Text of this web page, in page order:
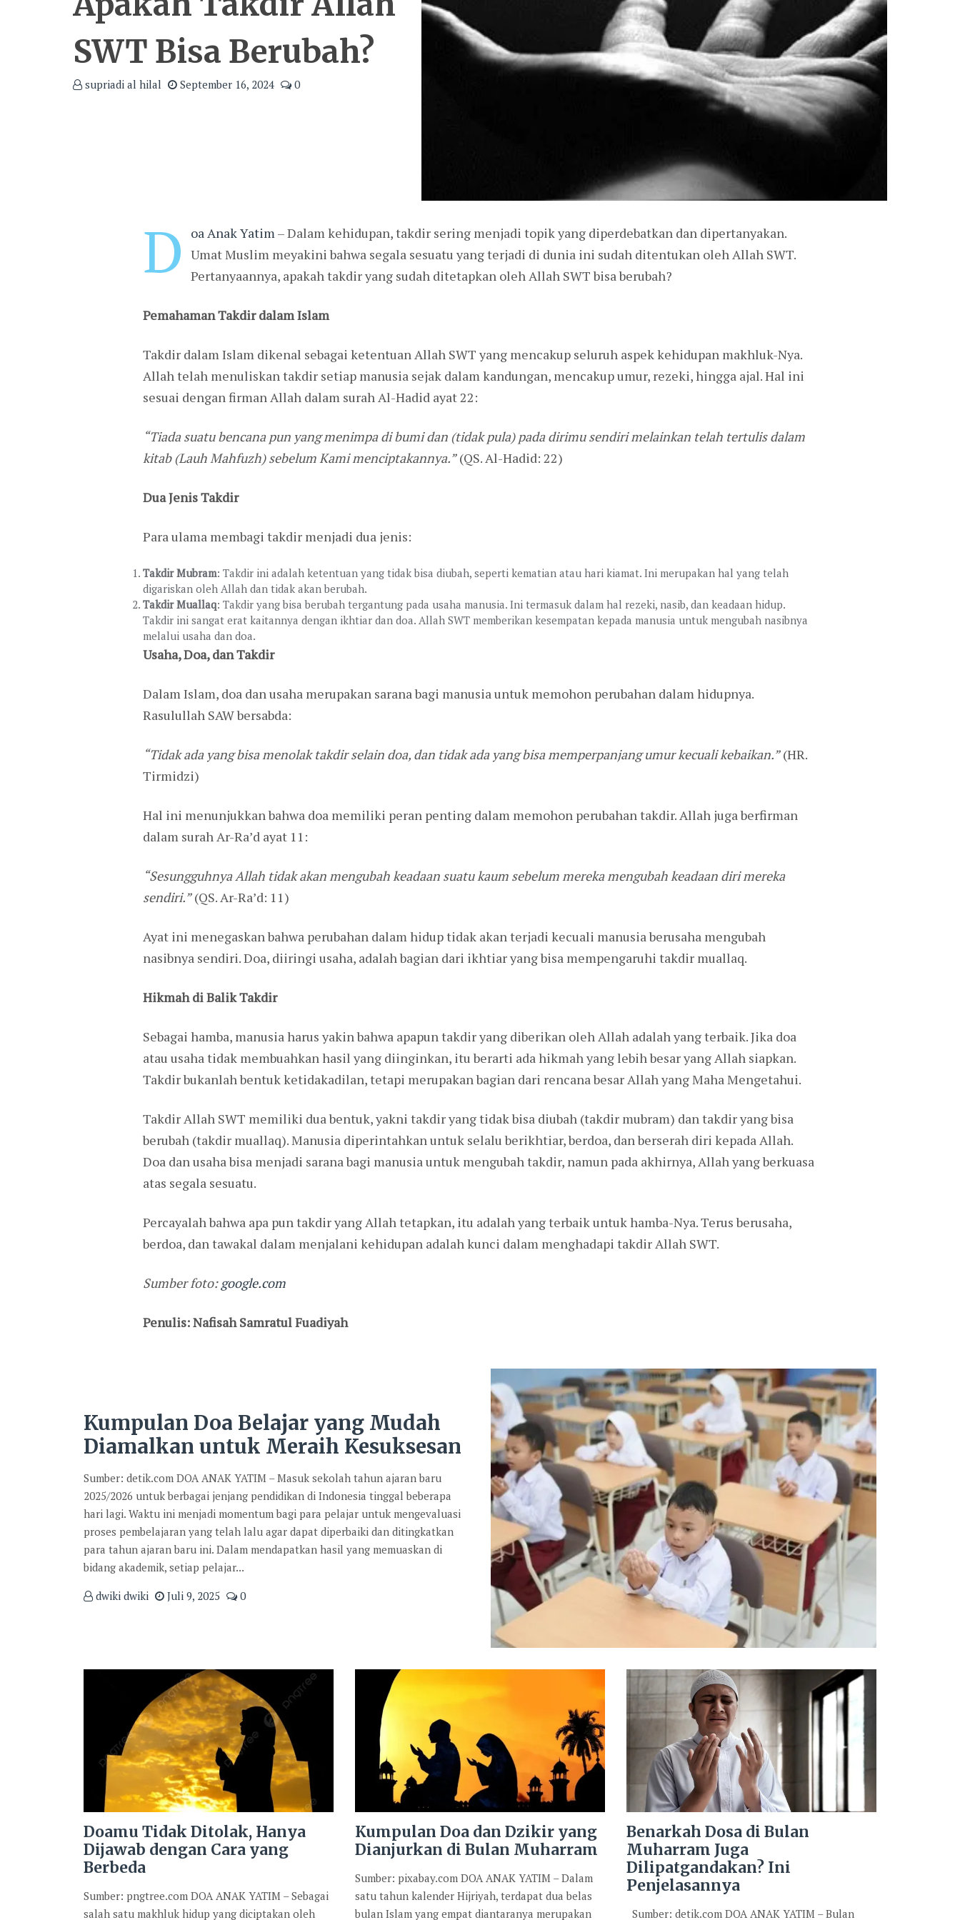
SWT Bisa Berubah?
supriadi al hilal September 16, 2024 0
D oa Anak Yatim – Dalam kehidupan, takdir sering menjadi topik yang diperdebatkan dan dipertanyakan.
Umat Muslim meyakini bahwa segala sesuatu yang terjadi di dunia ini sudah ditentukan oleh Allah SWT.
Pertanyaannya, apakah takdir yang sudah ditetapkan oleh Allah SWT bisa berubah?
Pemahaman Takdir dalam Islam
Takdir dalam Islam dikenal sebagai ketentuan Allah SWT yang mencakup seluruh aspek kehidupan makhluk-Nya.
Allah telah menuliskan takdir setiap manusia sejak dalam kandungan, mencakup umur, rezeki, hingga ajal. Hal ini
sesuai dengan firman Allah dalam surah Al-Hadid ayat 22:
“Tiada suatu bencana pun yang menimpa di bumi dan (tidak pula) pada dirimu sendiri melainkan telah tertulis dalam
kitab (Lauh Mahfuzh) sebelum Kami menciptakannya.”(QS. Al-Hadid: 22)
Dua Jenis Takdir
Para ulama membagi takdir menjadi dua jenis:
Takdir Mubram: Takdir ini adalah ketentuan yang tidak bisa diubah, seperti kematian atau hari kiamat. Ini merupakan hal yang telah
digariskan oleh Allah dan tidak akan berubah.
Takdir Muallaq: Takdir yang bisa berubah tergantung pada usaha manusia. Ini termasuk dalam hal rezeki, nasib, dan keadaan hidup.
Takdir ini sangat erat kaitannya dengan ikhtiar dan doa. Allah SWT memberikan kesempatan kepada manusia untuk mengubah nasibnya
melalui usaha dan doa.
Usaha, Doa, dan Takdir
Dalam Islam, doa dan usaha merupakan sarana bagi manusia untuk memohon perubahan dalam hidupnya.
Rasulullah SAW bersabda:
“Tidak ada yang bisa menolak takdir selain doa, dan tidak ada yang bisa memperpanjang umur kecuali kebaikan.”(HR.
Tirmidzi)
Hal ini menunjukkan bahwa doa memiliki peran penting dalam memohon perubahan takdir. Allah juga berfirman
dalam surah Ar-Ra’d ayat 11:
“Sesungguhnya Allah tidak akan mengubah keadaan suatu kaum sebelum mereka mengubah keadaan diri mereka
sendiri.”(QS. Ar-Ra’d: 11)
Ayat ini menegaskan bahwa perubahan dalam hidup tidak akan terjadi kecuali manusia berusaha mengubah
nasibnya sendiri. Doa, diiringi usaha, adalah bagian dari ikhtiar yang bisa mempengaruhi takdir muallaq.
Hikmah di Balik Takdir
Sebagai hamba, manusia harus yakin bahwa apapun takdir yang diberikan oleh Allah adalah yang terbaik. Jika doa
atau usaha tidak membuahkan hasil yang diinginkan, itu berarti ada hikmah yang lebih besar yang Allah siapkan.
Takdir bukanlah bentuk ketidakadilan, tetapi merupakan bagian dari rencana besar Allah yang Maha Mengetahui.
Takdir Allah SWT memiliki dua bentuk, yakni takdir yang tidak bisa diubah (takdir mubram) dan takdir yang bisa
berubah (takdir muallaq). Manusia diperintahkan untuk selalu berikhtiar, berdoa, dan berserah diri kepada Allah.
Doa dan usaha bisa menjadi sarana bagi manusia untuk mengubah takdir, namun pada akhirnya, Allah yang berkuasa
atas segala sesuatu.
Percayalah bahwa apa pun takdir yang Allah tetapkan, itu adalah yang terbaik untuk hamba-Nya. Terus berusaha,
berdoa, dan tawakal dalam menjalani kehidupan adalah kunci dalam menghadapi takdir Allah SWT.
Sumber foto: google.com
Penulis: Nafisah Samratul Fuadiyah
Kumpulan Doa Belajar yang Mudah
Diamalkan untuk Meraih Kesuksesan
Sumber: detik.com DOA ANAK YATIM – Masuk sekolah tahun ajaran baru
2025/2026 untuk berbagai jenjang pendidikan di Indonesia tinggal beberapa
hari lagi. Waktu ini menjadi momentum bagi para pelajar untuk mengevaluasi
proses pembelajaran yang telah lalu agar dapat diperbaiki dan ditingkatkan
para tahun ajaran baru ini. Dalam mendapatkan hasil yang memuaskan di
bidang akademik, setiap pelajar...
dwiki dwiki
Juli 9, 2025 0
Doamu Tidak Ditolak, Hanya
Dijawab dengan Cara yang
Berbeda
Sumber: pngtree.com DOA ANAK YATIM – Sebagai
salah satu makhluk hidup yang diciptakan oleh
Kumpulan Doa dan Dzikir yang
Dianjurkan di Bulan Muharram
Sumber: pixabay.com DOA ANAK YATIM – Dalam
satu tahun kalender Hijriyah, terdapat dua belas
bulan Islam yang empat diantaranya merupakan
Benarkah Dosa di Bulan
Muharram Juga
Dilipatgandakan? Ini
Penjelasannya
Sumber: detik.com DOA ANAK YATIM – Bulan